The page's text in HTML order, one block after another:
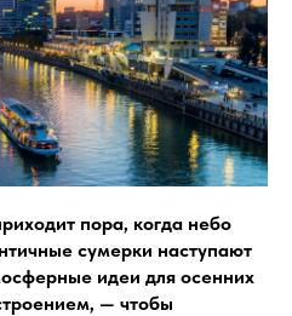
пора, когда небо
сумерки наступают
идеи для осенних
— чтобы